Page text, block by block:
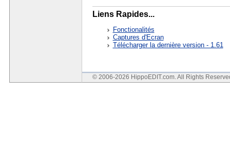
Liens Rapides...
Fonctionalités
Captures d'Ecran
Télécharger la dernière version - 1.61
© 2006-2026 HippoEDIT.com. All Rights